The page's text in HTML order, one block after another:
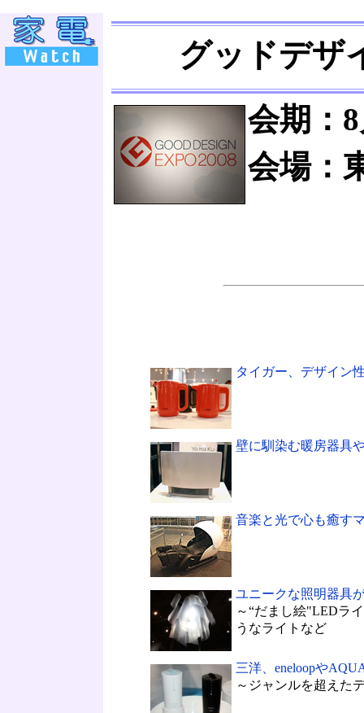
グッドデザ
会期：
会場：
タイガー、デザイン
壁に馴染む暖房器具
音楽と光で心も癒す
ユニークな照明器具
～“だまし絵"LEDラ
うなライトなど
三洋、eneloopや
～ジャンルを超えた